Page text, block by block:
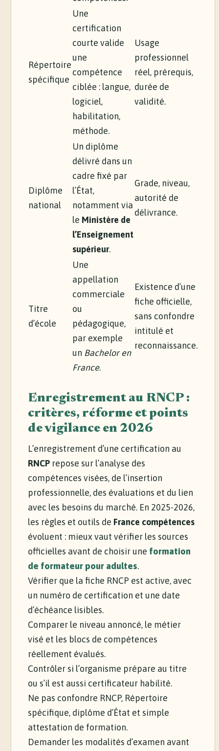
Répertoire
spécifique
Une
certification
courte valide
une
compétence
ciblée : langue,
logiciel,
habilitation,
méthode.
Usage
professionnel
réel, prérequis,
durée de
validité.
Diplôme
national
Un diplôme
délivré dans un
cadre fixé par
l’État,
notamment via
le Ministère de
l’Enseignement
supérieur.
Grade, niveau,
autorité de
délivrance.
Titre
d’école
Une
appellation
commerciale
ou
pédagogique,
par exemple
un Bachelor en
France.
Existence d’une
fiche officielle,
sans confondre
intitulé et
reconnaissance.
Enregistrement au RNCP :
critères, réforme et points
de vigilance en 2026
L’enregistrement d’une certification au
RNCP repose sur l’analyse des
compétences visées, de l’insertion
professionnelle, des évaluations et du lien
avec les besoins du marché. En 2025-2026,
les règles et outils de France compétences
évoluent : mieux vaut vérifier les sources
officielles avant de choisir une formation
de formateur pour adultes.
Vérifier que la fiche RNCP est active, avec
un numéro de certification et une date
d’échéance lisibles.
Comparer le niveau annoncé, le métier
visé et les blocs de compétences
réellement évalués.
Contrôler si l’organisme prépare au titre
ou s’il est aussi certificateur habilité.
Ne pas confondre RNCP, Répertoire
spécifique, diplôme d’État et simple
attestation de formation.
Demander les modalités d’examen avant